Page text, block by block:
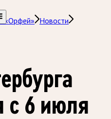
«Орфей» Новости
с 6 июля